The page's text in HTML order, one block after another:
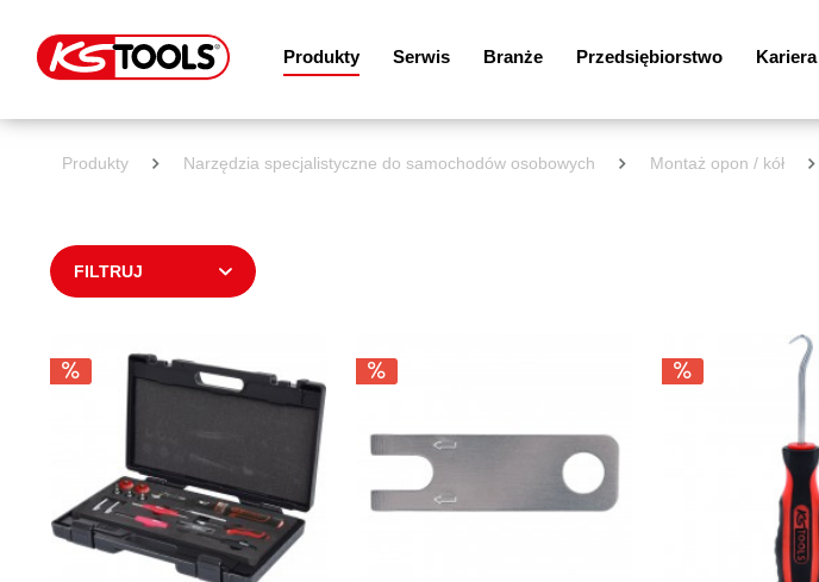
Produkty Serwis Branże Przedsiębiorstwo Kariera
Produkty Narzędzia specjalistyczne do samochodów osobowych Montaż opon / kół
FILTRUJ